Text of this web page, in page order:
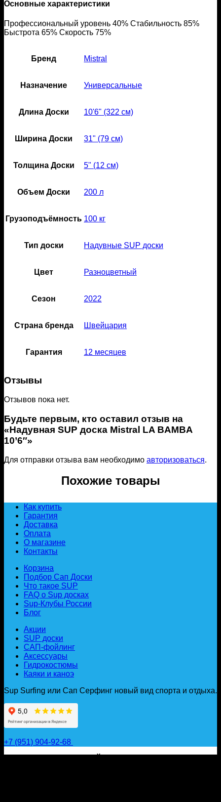
Основные характеристики
Профессиональный уровень 40% Стабильность 85%
Быстрота 65% Скорость 75%
Бренд Mistral
Назначение Универсальные
Длина Доски 10'6" (322 см)
Ширина Доски 31" (79 см)
Толщина Доски 5" (12 см)
Объем Доски 200 л
Грузоподъёмность 100 кг
Тип доски Надувные SUP доски
Цвет Разноцветный
Сезон 2022
Страна бренда Швейцария
Гарантия 12 месяцев
Отзывы
Отзывов пока нет.
Будьте первым, кто оставил отзыв на
«Надувная SUP доска Mistral LA BAMBA
10’6″»
Для отправки отзыва вам необходимо авторизоваться.
Похожие товары
Как купить
Гарантия
Доставка
Оплата
О магазине
Контакты
Корзина
Подбор Сап Доски
Что такое SUP
FAQ о Sup досках
Sup-Клубы России
Блог
Акции
SUP доски
САП-фойлинг
Аксессуары
Гидрокостюмы
Каяки и каноэ
Sup Surfing или Сап Серфинг новый вид спорта и отдыха.
+7 (951) 904-92-68